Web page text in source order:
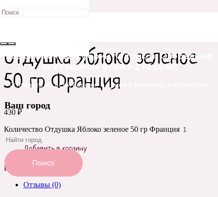
Все силиконовые формы под заказ. Очередь на
изготовление форм 1-2 недели!!
Отправка по всей России, а также в Беларусь и Казахстан
Ваш город
Поиск
Главная/Отдушки косметические
Отдушка Яблоко зеленое
50 гр Франция
430 ₽
Количество Отдушка Яблоко зеленое 50 гр Франция
Добавить в корзину
Категория:Франция
Отзывы (0)